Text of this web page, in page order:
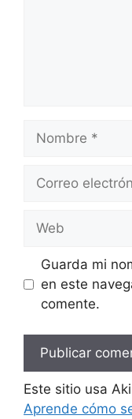
Nombre
Correo
Web
Guarda mi
en este
comente.
Este sitio usa
Aprende cómo